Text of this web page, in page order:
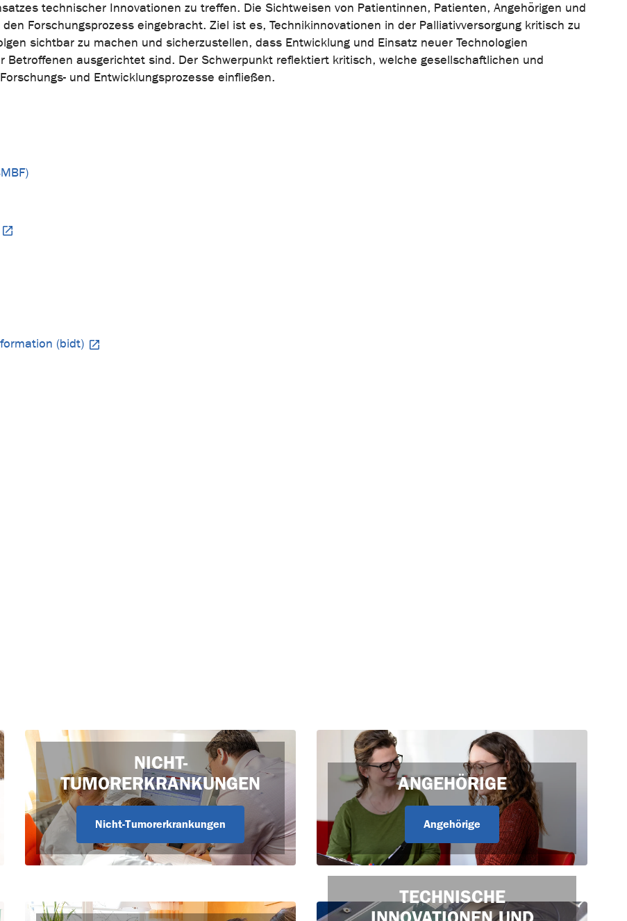
technischer Innovationen zu treffen. Die Sichtweisen von Patientinnen, Patienten, Angehörigen und
Forschungsprozess eingebracht. Ziel ist es, Technikinnovationen in der Palliativversorgung kritisch zu
sichtbar zu machen und sicherzustellen, dass Entwicklung und Einsatz neuer Technologien
Betroffenen ausgerichtet sind. Der Schwerpunkt reflektiert kritisch, welche gesellschaftlichen und
und Entwicklungsprozesse einfließen.
(bidt)
NICHT-
TUMORERKRANKUNGEN
Nicht-Tumorerkrankungen
ANGEHÖRIGE
Angehörige
TECHNISCHE